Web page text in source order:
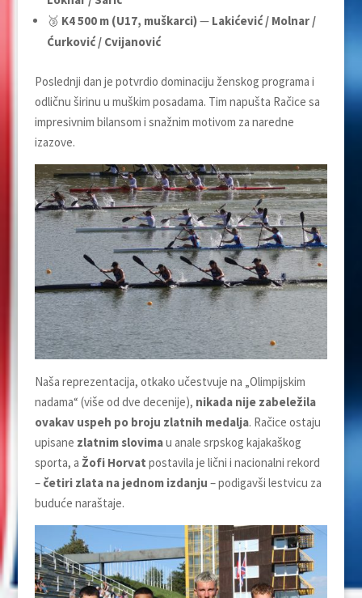
🥉 K4 500 m (U17, muškarci)— Lakićević / Molnar /
Ćurković / Cvijanović
Poslednji dan je potvrdio dominaciju ženskog programa i
odličnu širinu u muškim posadama. Tim napušta Račice sa
impresivnim bilansom i snažnim motivom za naredne
izazove.
Naša reprezentacija, otkako učestvuje na „Olimpijskim
nadama“ (više od dve decenije), nikada nije zabeležila
ovakav uspeh po broju zlatnih medalja. Račice ostaju
upisane zlatnim slovimau anale srpskog kajakaškog
sporta, a Žofi Horvat postavila je lični i nacionalni rekord
– četiri zlata na jednom izdanju – podigavši lestvicu za
buduće naraštaje.